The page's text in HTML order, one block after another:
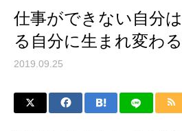
仕事ができない自分
る自分に生まれ変わ
2019.09.25